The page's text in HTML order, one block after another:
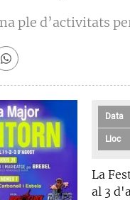
ple d’activitats
Data
Lloc
La
al 3